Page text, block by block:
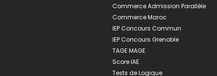
Commerce Admission Parallèle
Commerce Maroc
IEP Concours Commun
IEP Concours Grenoble
TAGE MAGE
Score IAE
Tests de Logique